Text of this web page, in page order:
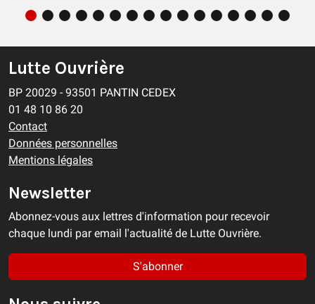
Lutte Ouvrière
BP 20029 - 93501 PANTIN CEDEX
01 48 10 86 20
Contact
Données personnelles
Mentions légales
Newsletter
Abonnez-vous aux lettres d'information pour recevoir
chaque lundi par email l'actualité de Lutte Ouvrière.
S'abonner